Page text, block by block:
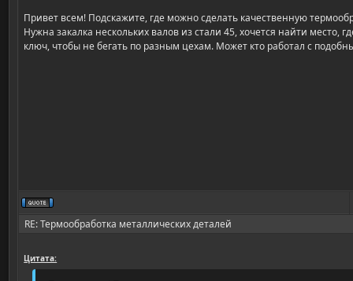
Привет всем! Подскажите, где можно сделать качественную
Нужна закалка нескольких валов из стали 45, хочется найти место,
ключ, чтобы не бегать по разным цехам. Может кто работал с
RE: Термообработка металлических деталей
Цитата: